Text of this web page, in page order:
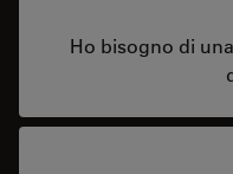
Ho bisogno di